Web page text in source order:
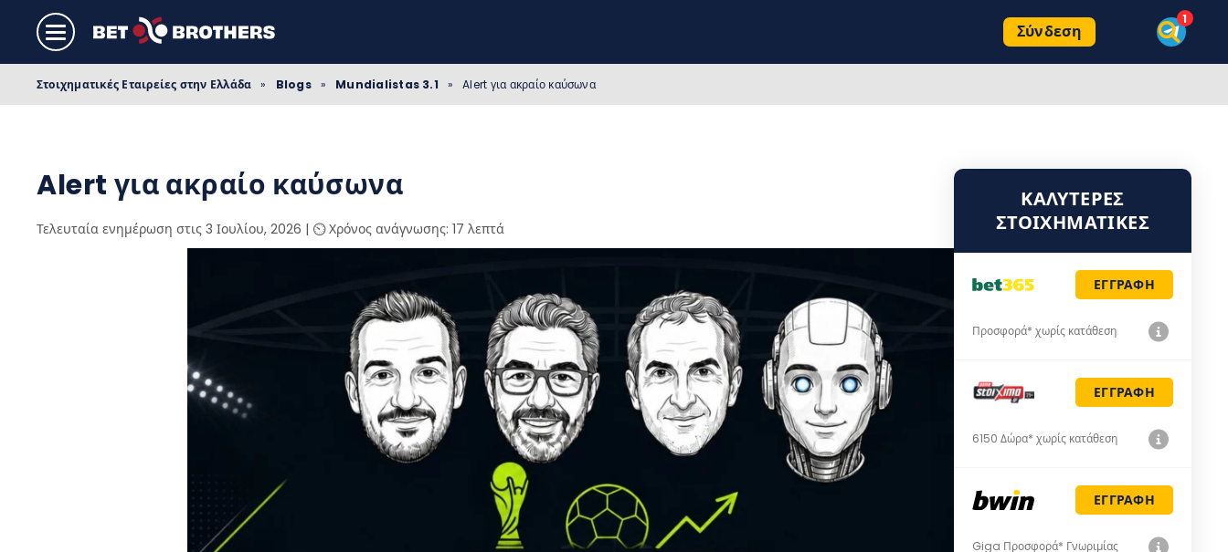
Σύνδεση
Στοιχηματικές Εταιρείες στην Ελλάδα » Blogs » Mundialistas 3.1 » Alert για ακραίο καύσωνα
Alert για ακραίο καύσωνα
Τελευταία ενημέρωση στις 3 Ιουλίου, 2026 | ⏲️ Χρόνος ανάγνωσης: 17 λεπτά
ΚΑΛΎΤΕΡΕΣ
ΣΤΟΙΧΗΜΑΤΙΚΈΣ
ΕΓΓΡΑΦΗ
Προσφορά* χωρίς κατάθεση
ΕΓΓΡΑΦΗ
6150 Δώρα* χωρίς κατάθεση
ΕΓΓΡΑΦΗ
Giga Προσφορά* Γνωριμίας